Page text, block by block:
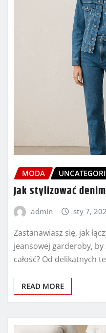
MODA
Jak stylizować
admin sty 7,
Zastanawiasz się, jak
jeansowej garderoby,
całość? Od delikatnych
READ MORE